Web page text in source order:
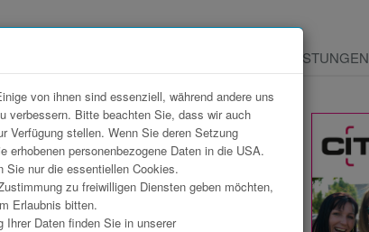
LEISTUNGEN
Download Weiterleiten
von ihnen sind essenziell, während andere uns
verbessern. Bitte beachten Sie, dass wir auch
Verfügung stellen. Wenn Sie deren Setzung
erhobenen personenbezogene Daten in die USA.
nur die essentiellen Cookies.
zu freiwilligen Diensten geben möchten,
Erlaubnis bitten.
Ihrer Daten finden Sie in unserer